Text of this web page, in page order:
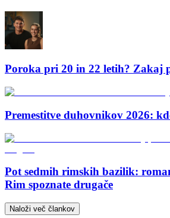
Poroka pri 20 in 22 letih? Zakaj
Premestitve duhovnikov 2026:
Pot sedmih rimskih bazilik:
Rim spoznate drugače
Naloži več člankov